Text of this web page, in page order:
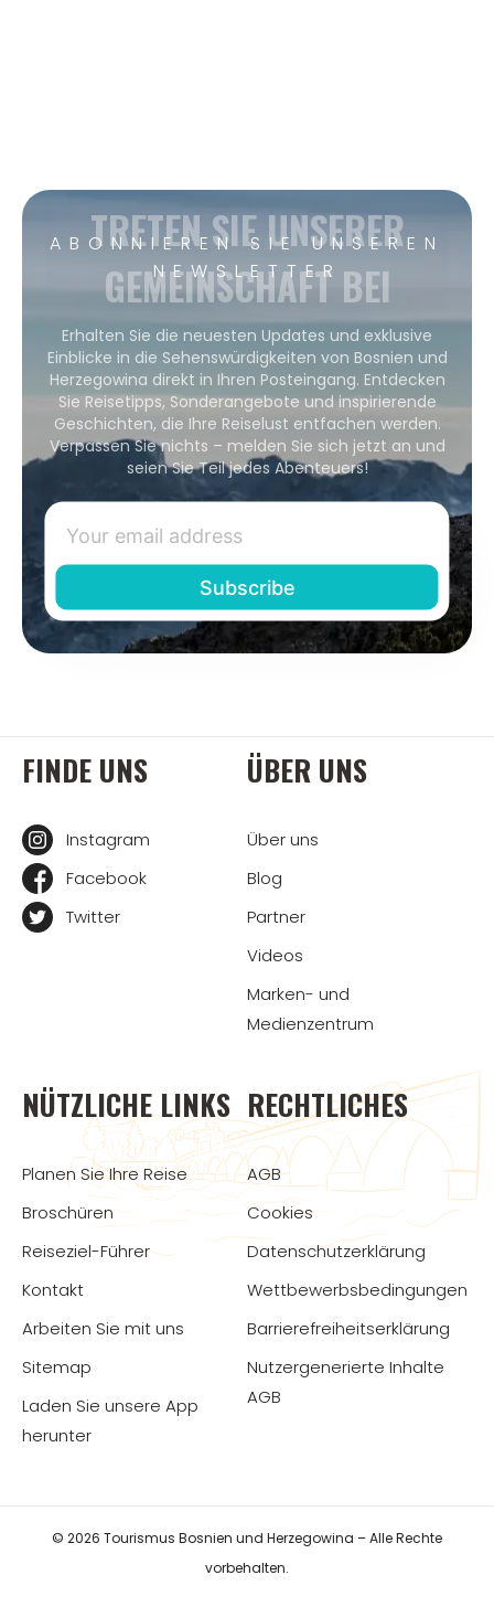
ABONNIEREN SIE UNSEREN
NEWSLETTER
TRETEN SIE UNSERER
GEMEINSCHAFT BEI
Erhalten Sie die neuesten Updates und exklusive
Einblicke in die Sehenswürdigkeiten von Bosnien und
Herzegowina direkt in Ihren Posteingang. Entdecken
Sie Reisetipps, Sonderangebote und inspirierende
Geschichten, die Ihre Reiselust entfachen werden.
Verpassen Sie nichts – melden Sie sich jetzt an und
seien Sie Teil jedes Abenteuers!
FINDE UNS
Instagram
Facebook
Twitter
ÜBER UNS
Über uns
Blog
Partner
Videos
Marken- und
Medienzentrum
NÜTZLICHE LINKS
Planen Sie Ihre Reise
Broschüren
Reiseziel-Führer
Kontakt
Arbeiten Sie mit uns
Sitemap
Laden Sie unsere App
herunter
RECHTLICHES
AGB
Cookies
Datenschutzerklärung
Wettbewerbsbedingungen
Barrierefreiheitserklärung
Nutzergenerierte Inhalte
AGB
© 2026 Tourismus Bosnien und Herzegowina – Alle Rechte
vorbehalten.